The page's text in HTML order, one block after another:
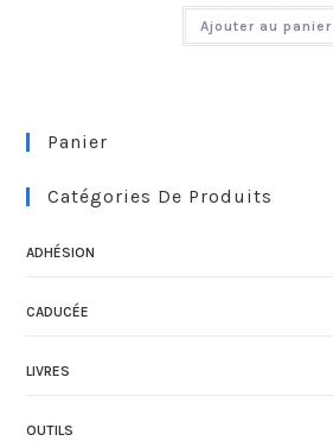
Ajouter au panier
Panier
Catégories De Produits
ADHÉSION
CADUCÉE
LIVRES
OUTILS